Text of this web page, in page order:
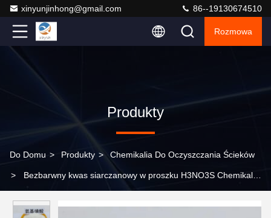
xinyunjinhong@gmail.com 86--19130674510
Rozmowa
Produkty
Do Domu > Produkty > Chemikalia Do Oczyszczania Ścieków
> Bezbarwny kwas siarczanowy w proszku H3NO3S Chemikalia